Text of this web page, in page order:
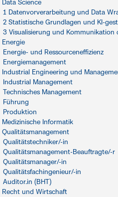
Data Science
1 Datenvorverarbeitung und Data
2 Statistische Grundlagen und KI-
3 Visualisierung und Kommunikation
Energie
Energie- und Ressourceneffizienz
Energiemanagement
Industrial Engineering und
Industrial Management
Technisches Management
Führung
Produktion
Medizinische Informatik
Qualitätsmanagement
Qualitätstechniker/-in
Qualitätsmanagement-Beauftragte/-r
Qualitätsmanager/-in
Qualitätsfachingenieur/-in
Auditor.in (BHT)
Recht und Wirtschaft